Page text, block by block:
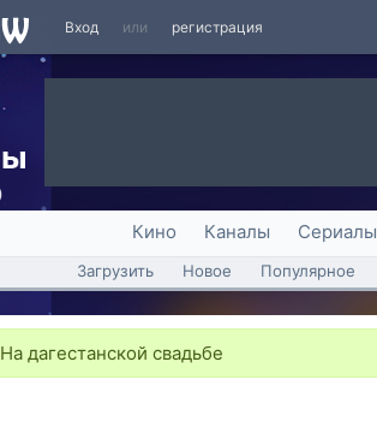
Вход или регистрация
Кино Каналы Сериалы
Загрузить Новое Популярное
На дагестанской свадьбе